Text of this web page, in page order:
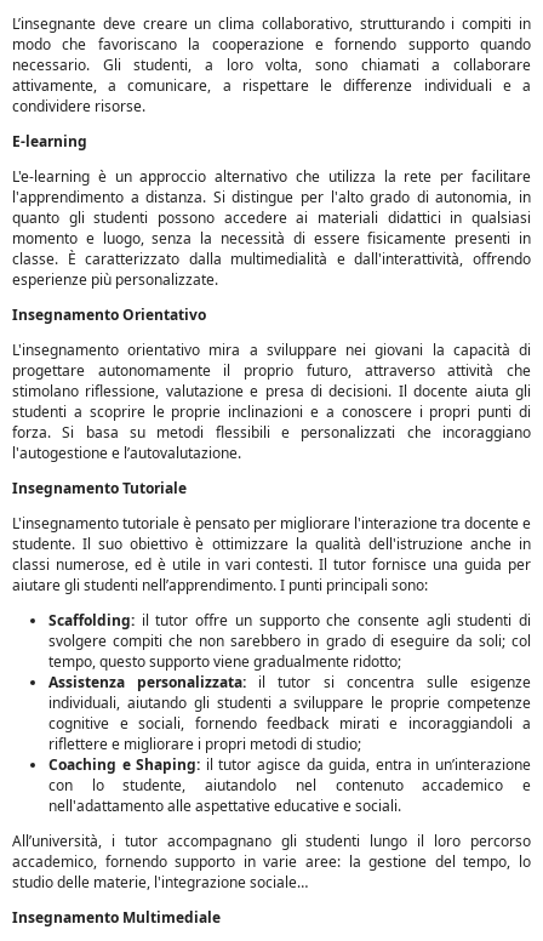
L’insegnante deve creare un clima collaborativo, strutturando i compiti in
modo che favoriscano la cooperazione e fornendo supporto quando
necessario. Gli studenti, a loro volta, sono chiamati a collaborare
attivamente, a comunicare, a rispettare le differenze individuali e a
condividere risorse.
E-learning
L'e-learning è un approccio alternativo che utilizza la rete per facilitare
l'apprendimento a distanza. Si distingue per l'alto grado di autonomia, in
quanto gli studenti possono accedere ai materiali didattici in qualsiasi
momento e luogo, senza la necessità di essere fisicamente presenti in
classe. È caratterizzato dalla multimedialità e dall'interattività, offrendo
esperienze più personalizzate.
Insegnamento Orientativo
L'insegnamento orientativo mira a sviluppare nei giovani la capacità di
progettare autonomamente il proprio futuro, attraverso attività che
stimolano riflessione, valutazione e presa di decisioni. Il docente aiuta gli
studenti a scoprire le proprie inclinazioni e a conoscere i propri punti di
forza. Si basa su metodi flessibili e personalizzati che incoraggiano
l'autogestione e l’autovalutazione.
Insegnamento Tutoriale
L'insegnamento tutoriale è pensato per migliorare l'interazione tra docente e
studente. Il suo obiettivo è ottimizzare la qualità dell'istruzione anche in
classi numerose, ed è utile in vari contesti. Il tutor fornisce una guida per
aiutare gli studenti nell’apprendimento. I punti principali sono:
Scaffolding: il tutor offre un supporto che consente agli studenti di
svolgere compiti che non sarebbero in grado di eseguire da soli; col
tempo, questo supporto viene gradualmente ridotto;
Assistenza personalizzata: il tutor si concentra sulle esigenze
individuali, aiutando gli studenti a sviluppare le proprie competenze
cognitive e sociali, fornendo feedback mirati e incoraggiandoli a
riflettere e migliorare i propri metodi di studio;
Coaching e Shaping: il tutor agisce da guida, entra in un’interazione
con lo studente, aiutandolo nel contenuto accademico e
nell'adattamento alle aspettative educative e sociali.
All’università, i tutor accompagnano gli studenti lungo il loro percorso
accademico, fornendo supporto in varie aree: la gestione del tempo, lo
studio delle materie, l'integrazione sociale…
Insegnamento Multimediale